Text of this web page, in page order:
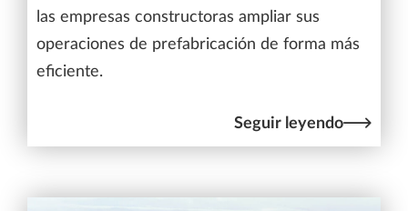
las empresas constructoras ampliar sus
operaciones de prefabricación de forma más
eficiente.
Seguir leyendo